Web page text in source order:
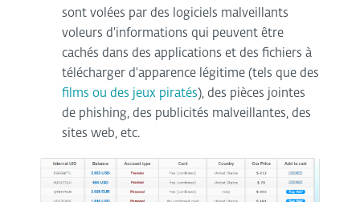
sont volées par des logiciels malveillants
voleurs d'informations qui peuvent être
cachés dans des applications et des fichiers à
télécharger d'apparence légitime (tels que des
films ou des jeux piratés), des pièces jointes
de phishing, des publicités malveillantes, des
sites web, etc.